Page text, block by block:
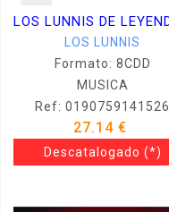
LOS LUNNIS
Formato: 8CDD
MUSICA
Ref: 0190759141526
27.14 €
Descatalogado (*)